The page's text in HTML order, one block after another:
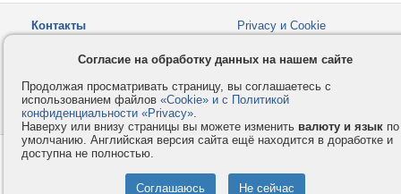
Контакты
Privacy и Cookie
Как оплатить
Форумы
© 2008-2026VMESTE.EU
Согласие на обработку данных на нашем сайте
Продолжая просматривать страницу, вы соглашаетесь с
использованием файлов «Cookie» и с Политикой
конфиденциальности «Privacy».
Наверху или внизу страницы вы можете изменить валюту и язык по
умолчанию. Английская версия сайта ещё находится в доработке и
доступна не полностью.